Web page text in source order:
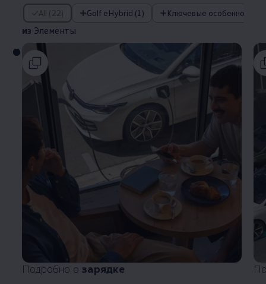
All (22) Golf eHybrid (1) Ключевые особенности
из Элементы
из Элементы
Подробно о зарядке